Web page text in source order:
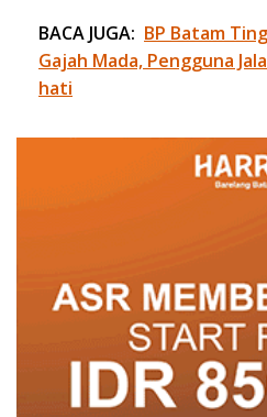
BACA JUGA: BP Batam
Gajah Mada, Pengguna
hati